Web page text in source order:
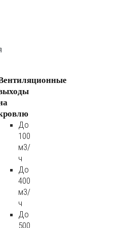
До
100
м3/
ч
До
400
м3/
ч
До
500